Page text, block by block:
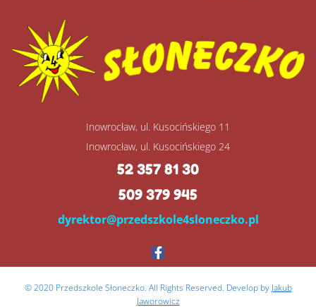
Inowrocław, ul. Kusocińskiego 11
Inowrocław, ul. Kusocińskiego 24
52 357 81 30
509 379 945
dyrektor@przedszkole4sloneczko.pl
© 2020 Przedszkole Słoneczko. All Rights Reserved. Develop by Jakub
Jaworowicz